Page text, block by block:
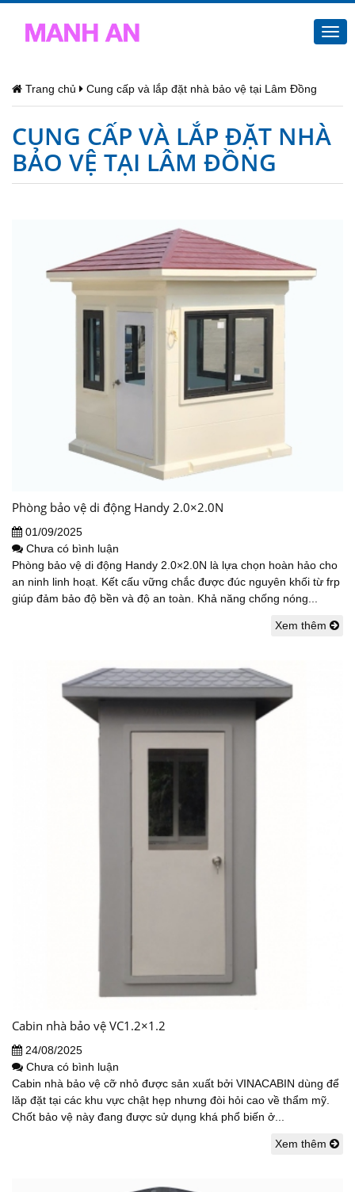
Trang chủ Cung cấp và lắp đặt nhà bảo vệ tại Lâm Đồng
CUNG CẤP VÀ LẮP ĐẶT NHÀ
BẢO VỆ TẠI LÂM ĐỒNG
Phòng bảo vệ di động Handy 2.0×2.0N
01/09/2025
Chưa có bình luận
Phòng bảo vệ di động Handy 2.0×2.0N là lựa chọn hoàn hảo cho
an ninh linh hoạt. Kết cấu vững chắc được đúc nguyên khối từ frp
giúp đảm bảo độ bền và độ an toàn. Khả năng chống nóng...
Xem thêm
Cabin nhà bảo vệ VC1.2×1.2
24/08/2025
Chưa có bình luận
Cabin nhà bảo vệ cỡ nhỏ được sản xuất bởi VINACABIN dùng để
lăp đặt tại các khu vực chật hẹp nhưng đòi hỏi cao về thẩm mỹ.
Chốt bảo vệ này đang được sử dụng khá phổ biến ở...
Xem thêm